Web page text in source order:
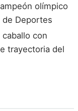
olímpico
Deportes
con
trayectoria del